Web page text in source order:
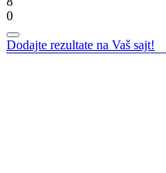
0
Dodajte rezultate na Vaš sajt!